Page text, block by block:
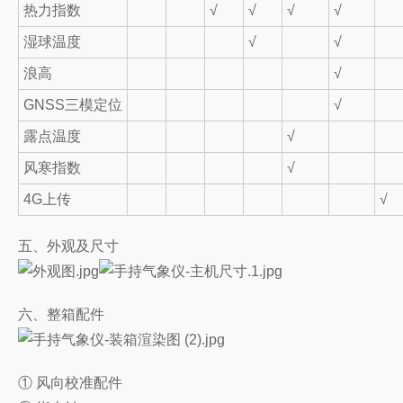
热力指数 √ √ √ √
湿球温度 √ √
浪高 √
GNSS三模定位 √
露点温度 √
风寒指数 √
4G上传 √
五、外观及尺寸
六、整箱配件
① 风向校准配件